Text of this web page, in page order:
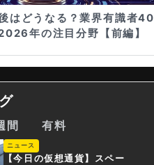
はどうなる？業界有識者40
年の注目分野【前編】
間 有料
ニュース
【今日の仮想通貨】スペー